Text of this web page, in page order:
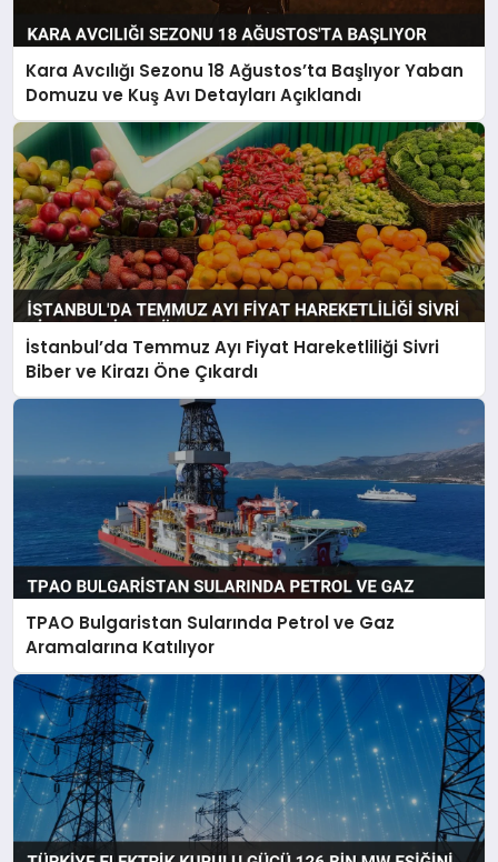
Kara Avcılığı Sezonu 18 Ağustos’ta Başlıyor Yaban
Domuzu ve Kuş Avı Detayları Açıklandı
İstanbul’da Temmuz Ayı Fiyat Hareketliliği Sivri
Biber ve Kirazı Öne Çıkardı
TPAO Bulgaristan Sularında Petrol ve Gaz
Aramalarına Katılıyor